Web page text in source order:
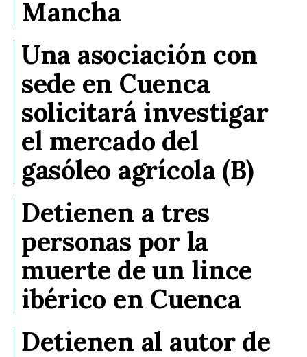
Mancha
Una asociación con
sede en Cuenca
solicitará investigar
el mercado del
gasóleo agrícola (B)
Detienen a tres
personas por la
muerte de un lince
ibérico en Cuenca
Detienen al autor de